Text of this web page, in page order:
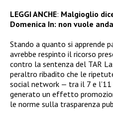
LEGGI ANCHE: Malgioglio
Domenica In: non vuole
Stando a quanto si apprende
avrebbe respinto il ricorso
contro la sentenza del TAR
peraltro ribadito che le
social network — tra il 7 e
generato un effetto
le norme sulla trasparenza